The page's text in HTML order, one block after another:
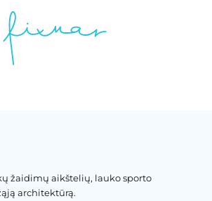
žaidimų aikštelių, lauko sporto
architektūrą.